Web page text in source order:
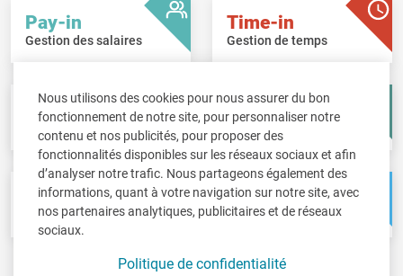
Nous utilisons des cookies pour nous assurer du bon
fonctionnement de notre site, pour personnaliser notre
contenu et nos publicités, pour proposer des
fonctionnalités disponibles sur les réseaux sociaux et afin
d’analyser notre trafic. Nous partageons également des
informations, quant à votre navigation sur notre site, avec
nos partenaires analytiques, publicitaires et de réseaux
sociaux.
Politique de confidentialité
Pay-in
Gestion des salaires
Time-in
Gestion de temps
Fisc-in
Déclarations fiscales
Account-in
Comptes annuels
Pos-in
Caisse
Net-in
Solutions web